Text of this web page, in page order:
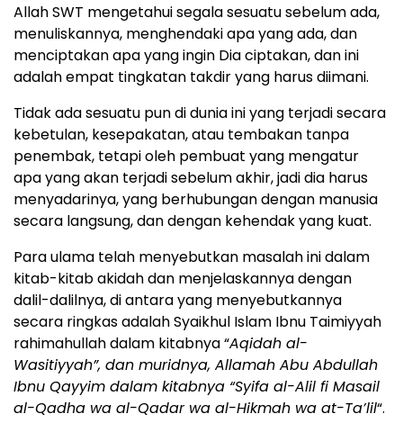
Allah SWT mengetahui segala sesuatu sebelum ada,
menuliskannya, menghendaki apa yang ada, dan
menciptakan apa yang ingin Dia ciptakan, dan ini
adalah empat tingkatan takdir yang harus diimani.
Tidak ada sesuatu pun di dunia ini yang terjadi secara
kebetulan, kesepakatan, atau tembakan tanpa
penembak, tetapi oleh pembuat yang mengatur
apa yang akan terjadi sebelum akhir, jadi dia harus
menyadarinya, yang berhubungan dengan manusia
secara langsung, dan dengan kehendak yang kuat.
Para ulama telah menyebutkan masalah ini dalam
kitab-kitab akidah dan menjelaskannya dengan
dalil-dalilnya, di antara yang menyebutkannya
secara ringkas adalah Syaikhul Islam Ibnu Taimiyyah
rahimahullah dalam kitabnya “Aqidah al-
Wasitiyyah”, dan muridnya, Allamah Abu Abdullah
Ibnu Qayyim dalam kitabnya “Syifa al-Alil fi Masail
al-Qadha wa al-Qadar wa al-Hikmah wa at-Ta’lil“.